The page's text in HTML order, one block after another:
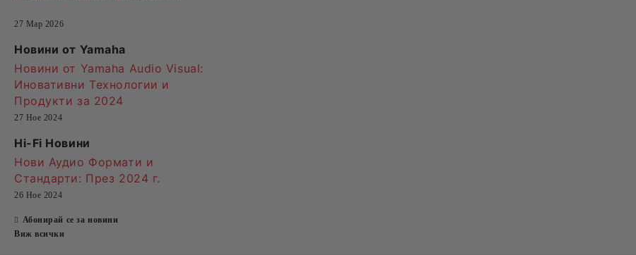
27 Мар 2026
Новини от Yamaha
Новини от Yamaha Audio Visual:
Иновативни Технологии и
Продукти за 2024
27 Ное 2024
Hi-Fi Новини
Нови Аудио Формати и
Стандарти: През 2024 г.
26 Ное 2024
Абонирай се за новини
Виж всички